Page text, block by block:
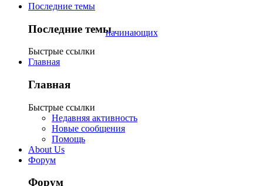
Последние темы
Последние темы
Быстрые ссылки
Главная
Главная
Быстрые ссылки
Недавняя активность
Новые сообщения
Помощь
About Us
Форум
Форум